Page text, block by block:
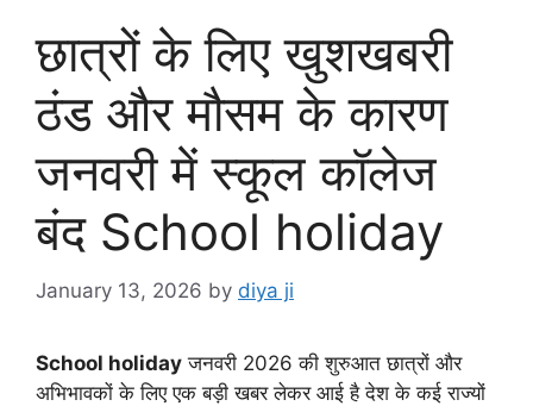
छात्रों के लिए खुशखबरी
ठंड और मौसम के कारण
जनवरी में स्कूल कॉलेज
बंद School holiday
January 13, 2026 by diya ji
School holiday जनवरी 2026 की शुरुआत छात्रों और
अभिभावकों के लिए एक बड़ी खबर लेकर आई है देश के कई राज्यों